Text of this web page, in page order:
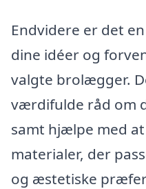
Endvidere er det
dine idéer og
valgte brolægger.
værdifulde råd om
samt hjælpe med
materialer, der
og æstetiske